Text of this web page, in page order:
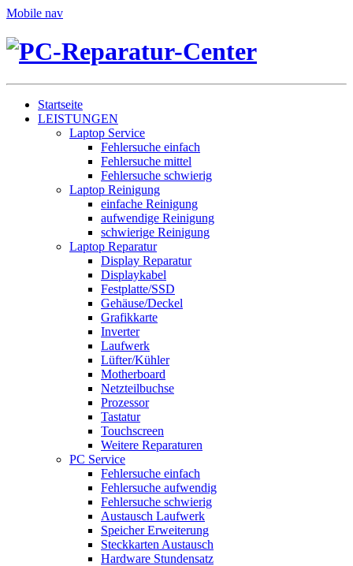
Mobile nav
Startseite
LEISTUNGEN
Laptop Service
Fehlersuche einfach
Fehlersuche mittel
Fehlersuche schwierig
Laptop Reinigung
einfache Reinigung
aufwendige Reinigung
schwierige Reinigung
Laptop Reparatur
Display Reparatur
Displaykabel
Festplatte/SSD
Gehäuse/Deckel
Grafikkarte
Inverter
Laufwerk
Lüfter/Kühler
Motherboard
Netzteilbuchse
Prozessor
Tastatur
Touchscreen
Weitere Reparaturen
PC Service
Fehlersuche einfach
Fehlersuche aufwendig
Fehlersuche schwierig
Austausch Laufwerk
Speicher Erweiterung
Steckkarten Austausch
Hardware Stundensatz